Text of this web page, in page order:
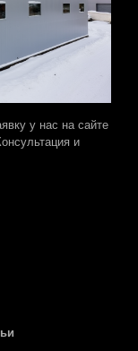
у нас на сайте
и